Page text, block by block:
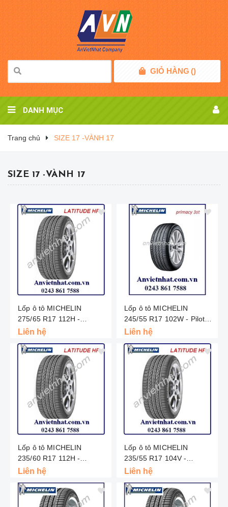
GIỎ HÀNG ()
DANH MỤC
Trang chủ SIZE 17 -VÀNH 17
SIZE 17 -VÀNH 17
Lốp ô tô MICHELIN
275/65 R17 112H -
Latitude Tour HP - Châu
Liên hệ
Lốp ô tô MICHELIN
245/55 R17 102W - Pilot
Primacy - Châu Âu
Liên hệ
Lốp ô tô MICHELIN
235/60 R17 112H -
Latitude Tour HP GRNX -
Liên hệ
Lốp ô tô MICHELIN
235/55 R17 104V -
Latitude Tour HP - Châu
Liên hệ